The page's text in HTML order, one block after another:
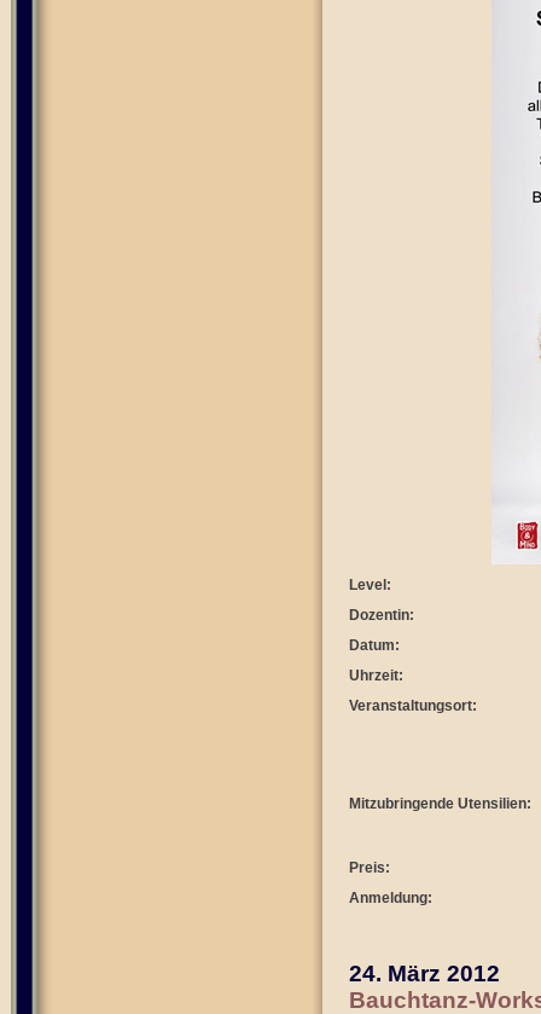
Level:
Dozentin:
Datum:
Uhrzeit:
Veranstaltungsort:
Mitzubringende Utensilien:
Preis:
Anmeldung:
24. März 2012
Bauchtanz-